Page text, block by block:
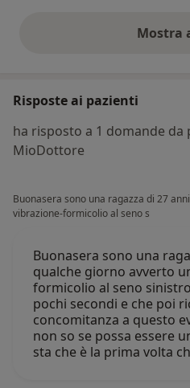
Mostra
Risposte ai pazienti
ha risposto a 1 domande da
MioDottore
Buonasera sono una ragazza di 27
vibrazione-formicolio al seno s
Buonasera sono una
qualche giorno avverto
formicolio al seno
pochi secondi e che poi
concomitanza a questo
non so se possa essere
sta che è la prima volta